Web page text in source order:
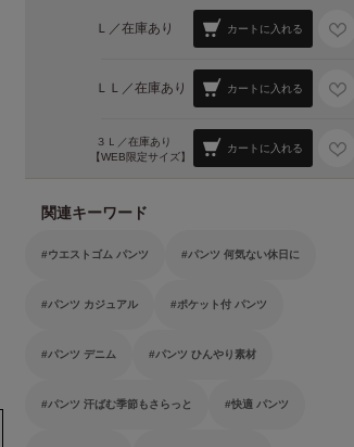
Ｌ／在庫あり カートに入れる
ＬＬ／在庫あり カートに入れる
３Ｌ／在庫あり
【WEB限定サイズ】
カートに入れる
関連キーワード
ウエストゴム パンツ パンツ 何気ない休日に
パンツ カジュアル ポケット付 パンツ
パンツ デニム パンツ ひんやり素材
パンツ 汗ばむ季節もさらっと 快適 パンツ